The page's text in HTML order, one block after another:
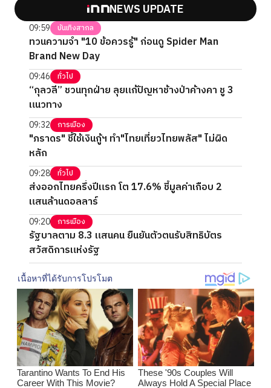
NEWS UPDATE
09:59 บันเทิงสากล
ทวนความจำ "10 ข้อควรรู้" ก่อนดู Spider Man
Brand New Day
09:46 ทั่วไป
“กุลวลี” ชวนทุกฝ่าย ลุยแก้ปัญหาช้างป่าค้างคา ชู 3
แนวทาง
09:32 การเมือง
"ภราดร" ชี้ใช้เงินกู้ฯ ทำ"ไทยเที่ยวไทยพลัส" ไม่ผิด
หลัก
09:28 ทั่วไป
ส่งออกไทยครึ่งปีแรก โต 17.6% ชี้มูลค่าเกือบ 2
แสนล้านดอลลาร์
09:20 การเมือง
รัฐบาลตาม 8.3 แสนคน ยืนยันตัวตนรับสิทธิบัตร
สวัสดิการแห่งรัฐ